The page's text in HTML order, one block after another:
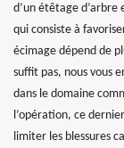
d’un étêtage d’arbre
qui consiste à
écimage dépend de
suffit pas, nous vous
dans le domaine
l’opération, ce
limiter les blessures